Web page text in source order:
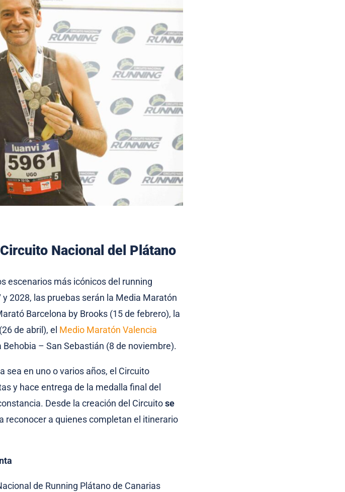
Nacional del Plátano
escenarios más icónicos del running
2028, las pruebas serán la Media Maratón
Barcelona by Brooks (15 de febrero), la
de abril), el Medio Maratón Valencia
Behobia – San Sebastián (8 de noviembre).
sea en uno o varios años, el Circuito
y hace entrega de la medalla final del
Desde la creación del Circuitose
reconocer a quienes completan el itinerario
de Running Plátano de Canarias